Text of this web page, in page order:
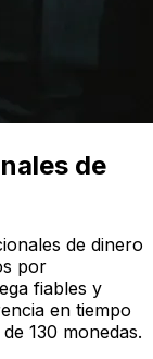
de
de dinero
por
fiables y
en tiempo
130 monedas.